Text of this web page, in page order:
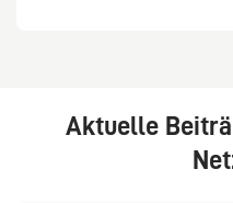
Aktuelle